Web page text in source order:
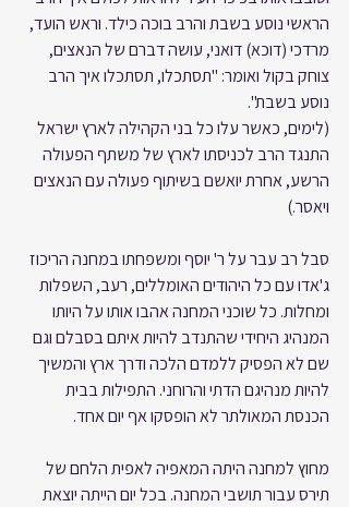
הראשי נוסע בשבת והרב בוכה כילד. וראש הועד,
מרדכי (דוכא) דואני, עושה דברם של הנאצים,
צוחק בקול ואומר: "תסתכלו, תסתכלו איך הרב
נוסע בשבת".
(לימים, כאשר עלו כל בני הקהילה לארץ ישראל
התנגד הרב לכניסתו לארץ של משתף הפעולה
הרשע, אחרת יואשם בשיתוף פעולה עם הנאצים
ויאסר.)
סבל רב עבר על ר' יוסף ומשפחתו במחנה הריכוז
ג'אדו עם כל היהודים האומללים, רעב, השפלות
ומחלות. כל שוכני המחנה אהבו אותו על היותו
המנהיג היחידי שהתנדב להיות איתם בסבלם וגם
שם לא הפסיק ללמדם הלכה ודרך ארץ והמשיך
להיות מנהיגם הדתי והרוחני. התפילות בבית
הכנסת המאולתר לא הופסקו אף יום אחד.
מחוץ למחנה היתה המאפיה לאפית הלחם של
תירס עבור תושבי המחנה. בכל יום הייתה יוצאת